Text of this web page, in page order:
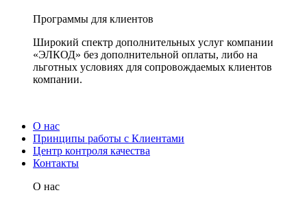
Программы для клиентов
Широкий спектр дополнительных услуг компании
«ЭЛКОД» без дополнительной оплаты, либо на
льготных условиях для сопровождаемых клиентов
компании.
О нас
Принципы работы с Клиентами
Центр контроля качества
Контакты
О нас